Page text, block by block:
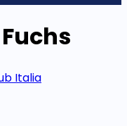
Italia